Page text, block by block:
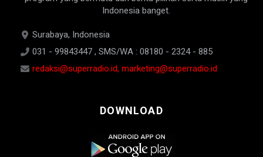
Indonesia banget.
Surabaya, Indonesia
031 - 99843447 , SMS/WA : 08180 - 2324 - 885
redaksi@superradio.id, marketing@superradio.id
DOWNLOAD